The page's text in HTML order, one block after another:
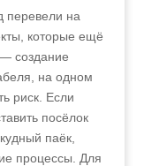
перевели на
которые ещё
создание
на одном
риск. Если
посёлок
паёк,
процессы. Для